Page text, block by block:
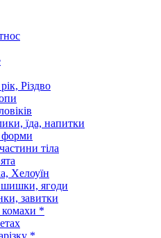
Різдво
їда, напитки
форми
тіла
Хелоуїн
ягоди
завитки
*
*